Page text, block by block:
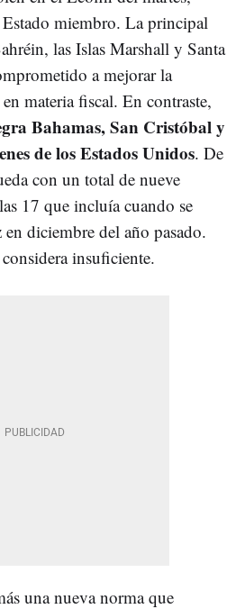
miembro. La principal
las Islas Marshall y Santa
a mejorar la
materia fiscal. En contraste,
Bahamas, San Cristóbal y
de los Estados Unidos. De
con un total de nueve
17 que incluía cuando se
diciembre del año pasado.
insuficiente.
una nueva norma que